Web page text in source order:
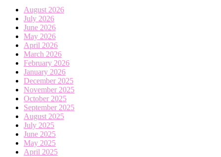
August 2026
July 2026
June 2026
May 2026
April 2026
March 2026
February 2026
January 2026
December 2025
November 2025
October 2025
September 2025
August 2025
July 2025
June 2025
May 2025
April 2025